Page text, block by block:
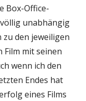
Box-Office-
unabhängig
den jeweiligen
Film mit seinen
wenn ich den
Endes hat
eines Films